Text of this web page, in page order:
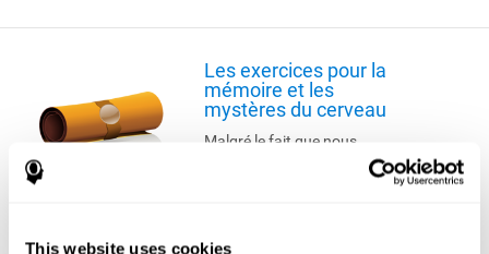
This website uses cookies
Les exercices pour la
mémoire et les
mystères du cerveau
Malgré le fait que nous
passions plus d'un quart de
notre vie à dormir, la véritable
savons que le sommeil est